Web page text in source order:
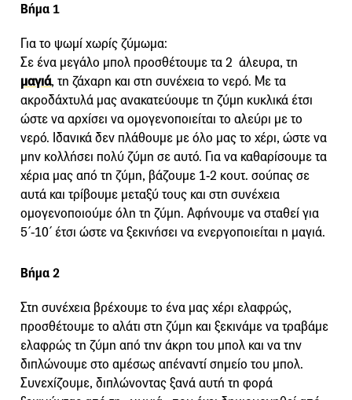
Βήμα 1
Για το ψωμί χωρίς ζύμωμα:
Σε ένα μεγάλο μπολ προσθέτουμε τα 2 άλευρα, τη
μαγιά, τη ζάχαρη και στη συνέχεια το νερό. Με τα
ακροδάχτυλά μας ανακατεύουμε τη ζύμη κυκλικά έτσι
ώστε να αρχίσει να ομογενοποιείται το αλεύρι με το
νερό. Ιδανικά δεν πλάθουμε με όλο μας το χέρι, ώστε να
μην κολλήσει πολύ ζύμη σε αυτό. Για να καθαρίσουμε τα
χέρια μας από τη ζύμη, βάζουμε 1-2 κουτ. σούπας σε
αυτά και τρίβουμε μεταξύ τους και στη συνέχεια
ομογενοποιούμε όλη τη ζύμη. Αφήνουμε να σταθεί για
5΄-10΄ έτσι ώστε να ξεκινήσει να ενεργοποιείται η μαγιά.
Βήμα 2
Στη συνέχεια βρέχουμε το ένα μας χέρι ελαφρώς,
προσθέτουμε το αλάτι στη ζύμη και ξεκινάμε να τραβάμε
ελαφρώς τη ζύμη από την άκρη του μπολ και να την
διπλώνουμε στο αμέσως απέναντί σημείο του μπολ.
Συνεχίζουμε, διπλώνοντας ξανά αυτή τη φορά